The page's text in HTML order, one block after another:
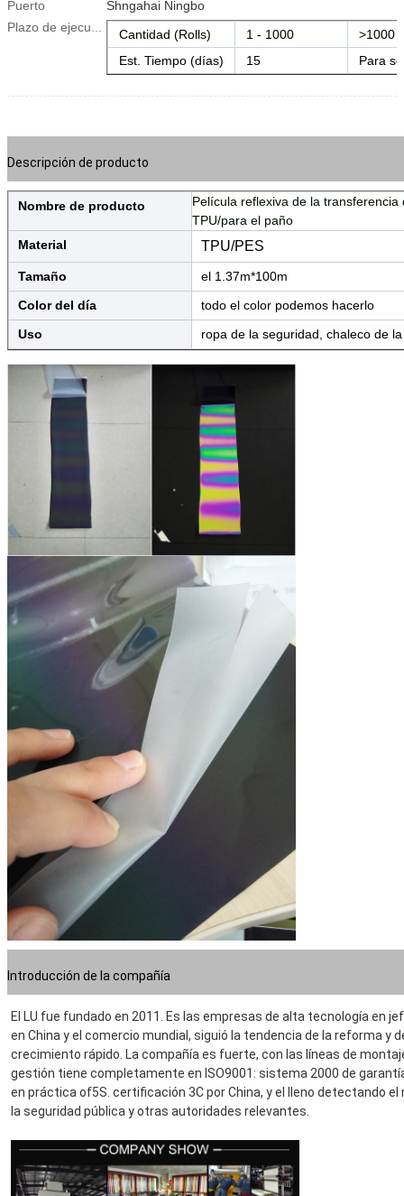
Puerto Shngahai Ningbo
Plazo de ejecución: Cantidad (Rolls) 1 - 1000
>1000
Est. Tiempo (días)
15 Para
Descripción de producto
Nombre de producto
Película reflexiva de la
TPU/para el paño
Material
TPU/PES
Tamaño
el 1.37m*100m
Color del día
todo el color podemos hacerlo
Uso
ropa de la seguridad, chaleco de
Introducción de la compañía
El LU fue fundado en 2011. Es las empresas de alta tecnología en
en China y el comercio mundial, siguió la tendencia de la reforma y
crecimiento rápido. La compañía es fuerte, con las líneas de
gestión tiene completamente en ISO9001: sistema 2000 de
en práctica of5S. certificación 3C por China, y el lleno detectando
la seguridad pública y otras autoridades relevantes.